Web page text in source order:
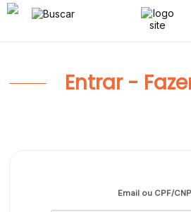
Entrar -
Email ou CPF/